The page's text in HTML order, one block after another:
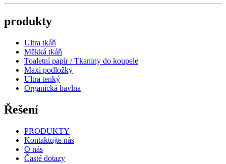
produkty
Ultra tkáň
Měkká tkáň
Toaletní papír / Tkaniny do koupele
Maxi podložky
Ultra tenký
Organická bavlna
Řešení
PRODUKTY
Kontaktujte nás
O nás
Časté dotazy